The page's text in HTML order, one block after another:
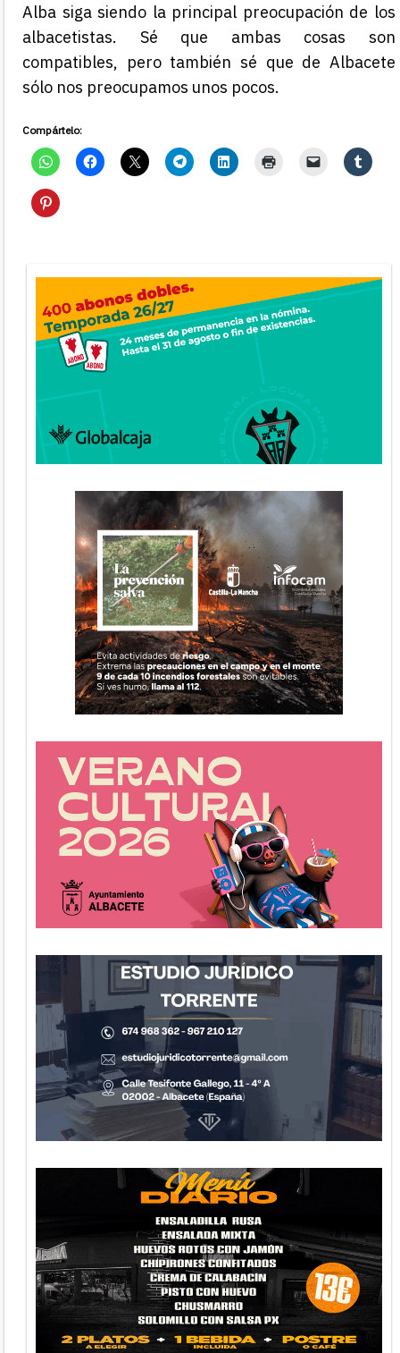
Alba siga siendo la principal preocupación de los
albacetistas. Sé que ambas cosas son
compatibles, pero también sé que de Albacete
sólo nos preocupamos unos pocos.
Compártelo: